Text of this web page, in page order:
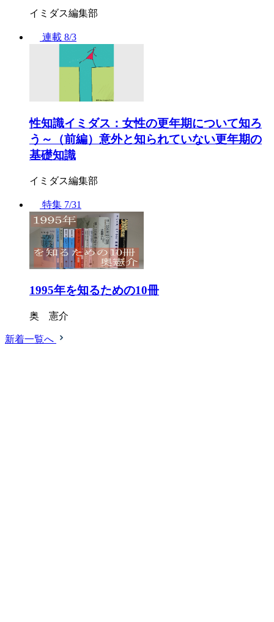
イミダス編集部
連載 8/3
性知識イミダス：女性の更年期について知ろ
う～（前編）意外と知られていない更年期の
基礎知識
イミダス編集部
特集 7/31
1995年を知るための10冊
奥 憲介
新着一覧へ